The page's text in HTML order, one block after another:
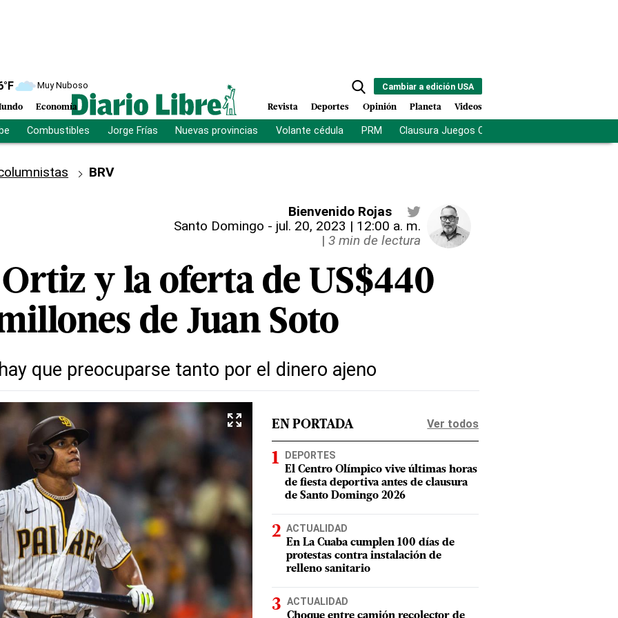
°F Muy Nuboso
Economía
Cambiar a edición USA
Revista Deportes Opinión Planeta Videos
Combustibles Jorge Frías Nuevas provincias Volante cédula PRM Clausura Juegos Centroamericanos
BRV
Bienvenido Rojas
Santo Domingo - jul. 20, 2023 | 12:00 a. m.
| 3 min de lectura
y la oferta de US$440
de Juan Soto
que preocuparse tanto por el dinero ajeno
EN PORTADA Ver todos
DEPORTES
El Centro Olímpico vive últimas horas
de fiesta deportiva antes de clausura
de Santo Domingo 2026
ACTUALIDAD
En La Cuaba cumplen 100 días de
protestas contra instalación de
relleno sanitario
ACTUALIDAD
Choque entre camión recolector de